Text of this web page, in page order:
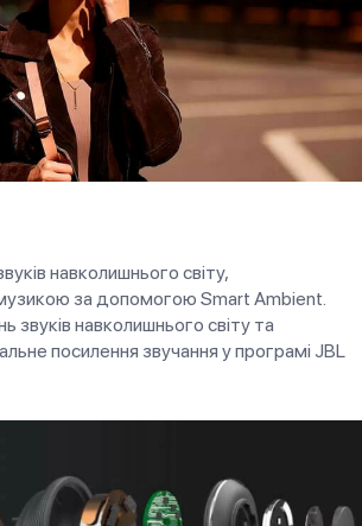
навколишнього світу,
за допомогою Smart Ambient.
звуків навколишнього світу та
посилення звучання у програмі JBL